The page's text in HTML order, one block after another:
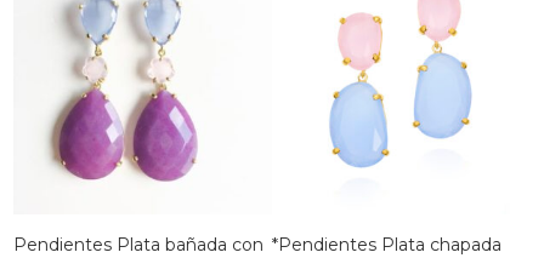
Pendientes Plata bañada con *Pendientes Plata chapada